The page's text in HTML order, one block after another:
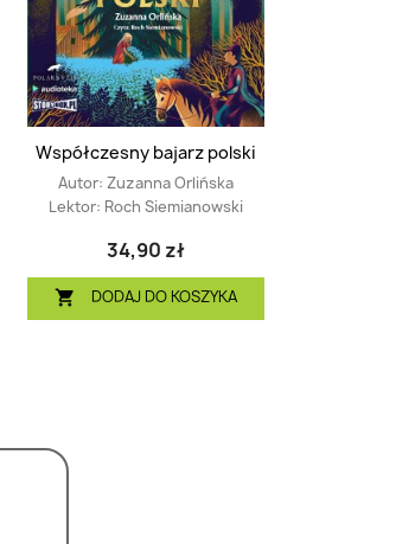
Współczesny bajarz polski
Autor: Zuzanna Orlińska
Lektor: Roch Siemianowski
34,90 zł
 DODAJ DO KOSZYKA